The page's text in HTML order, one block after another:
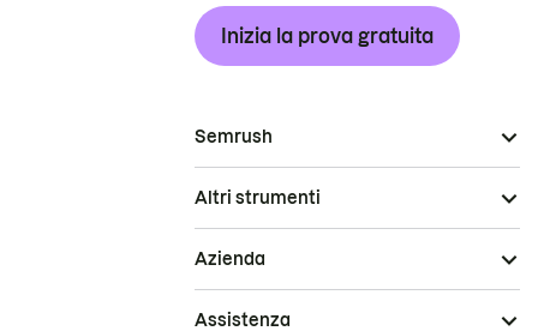
Inizia la prova gratuita
Semrush
Altri strumenti
Azienda
Assistenza